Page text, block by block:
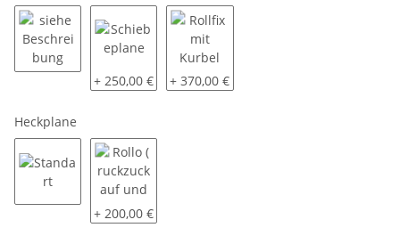
siehe Beschreibung
Schiebeplane
+ 250,00 € Rollfix mit Kurbel
+ 370,00 €
Heckplane
StandartRollo ( ruckzuck auf und zu )
+ 200,00 €